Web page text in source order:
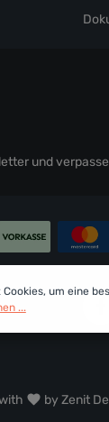
und
by Zenit
um eine
...